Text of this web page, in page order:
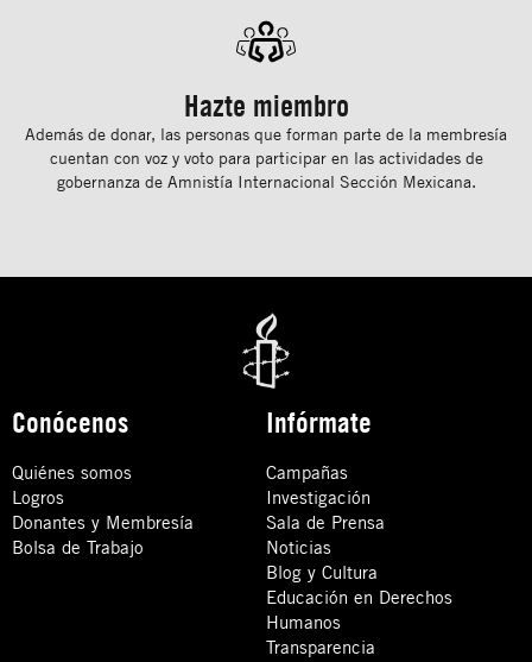
Hazte miembro
Además de donar, las personas que forman parte de la membresía
cuentan con voz y voto para participar en las actividades de
gobernanza de Amnistía Internacional Sección Mexicana.
Conócenos
Quiénes somos
Logros
Donantes y Membresía
Bolsa de Trabajo
Infórmate
Campañas
Investigación
Sala de Prensa
Noticias
Blog y Cultura
Educación en Derechos
Humanos
Transparencia